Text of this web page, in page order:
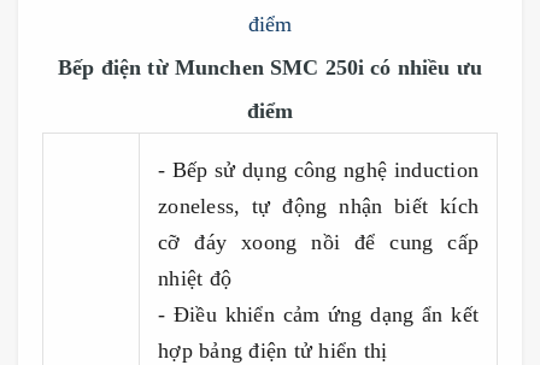
Bếp điện từ Munchen SMC 250i có nhiều ưu
điểm
- Bếp sử dụng công nghệ induction
zoneless, tự động nhận biết kích
cỡ đáy xoong nồi để cung cấp
nhiệt độ
- Điều khiển cảm ứng dạng ẩn kết
hợp bảng điện tử hiển thị